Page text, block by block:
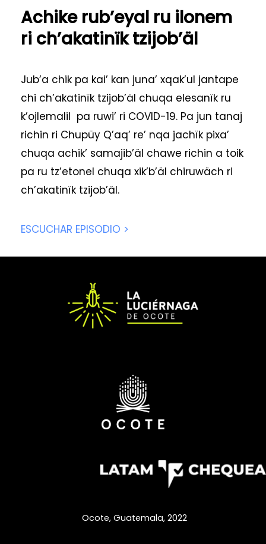
Achike rub’eyal ru ilonem
ri ch’akatinïk tzijob’äl
Jub’a chik pa kai’ kan juna’ xqak’ul jantape
chi ch’akatinïk tzijob’äl chuqa elesanïk ru
k’ojlemalil pa ruwi’ ri COVID-19. Pa jun tanaj
richin ri Chupüy Q’aq’ re’ nqa jachïk pixa’
chuqa achik’ samajib’äl chawe richin a toik
pa ru tz’etonel chuqa xik’b’äl chiruwäch ri
ch’akatinïk tzijob’äl.
ESCUCHAR EPISODIO >
Ocote, Guatemala, 2022